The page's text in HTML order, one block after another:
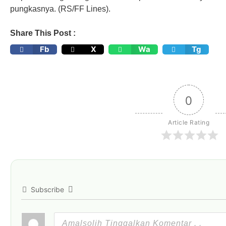
pungkasnya. (RS/FF Lines).
Share This Post :
Fb X Wa Tg
0
Article Rating
Subscribe